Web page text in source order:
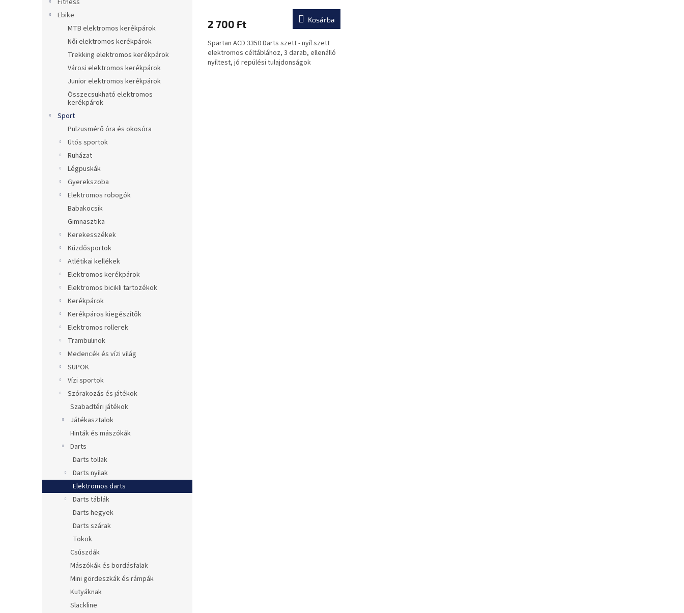
Fitness
Ebike
MTB elektromos kerékpárok
Női elektromos kerékpárok
Trekking elektromos kerékpárok
Városi elektromos kerékpárok
Junior elektromos kerékpárok
Összecsukható elektromos
kerékpárok
Sport
Pulzusmérő óra és okosóra
Ütős sportok
Ruházat
Légpuskák
Gyerekszoba
Elektromos robogók
Babakocsik
Gimnasztika
Kerekesszékek
Küzdősportok
Atlétikai kellékek
Elektromos kerékpárok
Elektromos bicikli tartozékok
Kerékpárok
Kerékpáros kiegészítők
Elektromos rollerek
Trambulinok
Medencék és vízi világ
SUPOK
Vízi sportok
Szórakozás és játékok
Szabadtéri játékok
Játékasztalok
Hinták és mászókák
Darts
Darts tollak
Darts nyilak
Elektromos darts
Darts táblák
Darts hegyek
Darts szárak
Tokok
Csúszdák
Mászókák és bordásfalak
Mini gördeszkák és rámpák
Kutyáknak
Slackline
2 700 Ft Kosárba
Spartan ACD 3350 Darts szett - nyíl szett
elektromos céltáblához, 3 darab, ellenálló
nyíltest, jó repülési tulajdonságok